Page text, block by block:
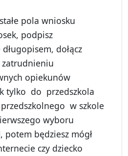
pola wniosku
podpisz
dołącz
opiekunów
tylko do przedszkola
w szkole
wyboru
potem będziesz mógł
czy dziecko